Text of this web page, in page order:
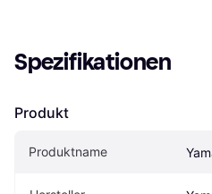
Spezifikationen
Produkt
Produktname